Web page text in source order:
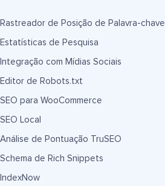
Rastreador de Posição de Palavra-chave
Estatísticas de Pesquisa
Integração com Mídias Sociais
Editor de Robots.txt
SEO para WooCommerce
SEO Local
Análise de Pontuação TruSEO
Schema de Rich Snippets
IndexNow